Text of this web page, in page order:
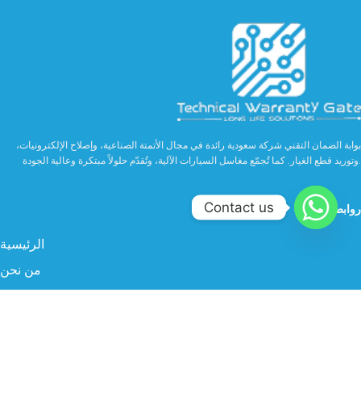
بوابة الضمان التقني شركة سعودية رائدة في مجال الأتمتة الصناعية، وإصلاح الإلكترونيات،
وتوريد قطع الغيار. كما تُجمّع مغاسل السيارات الآلية، وتُقدّم حلولاً مبتكرة وعالية الجودة.
روابط مهمة
الرئيسية
من نحن
الخدمات
Contact us